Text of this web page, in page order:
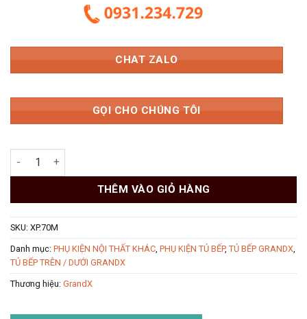
2.762.500 ₫.
CHAT ZALO
GỌI CHO CHÚNG TÔI
Giá xoong nồi 700mm Inox 304 nan Oval GrandX XP.70M số
THÊM VÀO GIỎ HÀNG
SKU: XP.70M
Danh mục: PHỤ KIỆN NỘI THẤT KHÁC, PHỤ KIỆN TỦ BẾP, TỦ BẾP GRANDX,
TỦ BẾP TRÊN / DƯỚI GRANDX
Thương hiệu: GrandX